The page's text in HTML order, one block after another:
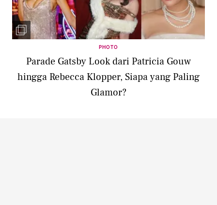
PHOTO
Parade Gatsby Look dari Patricia Gouw
hingga Rebecca Klopper, Siapa yang Paling
Glamor?